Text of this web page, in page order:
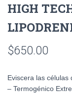
HIGH
$650.00
Eviscera las células
– Termogénico